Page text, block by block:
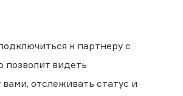
к партнеру с
видеть
отслеживать статус и